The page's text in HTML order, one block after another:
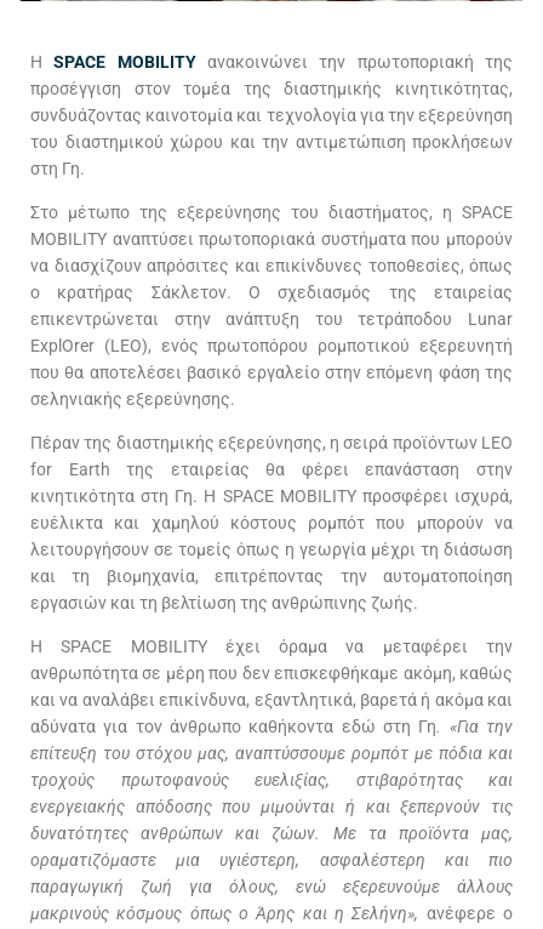
ΗSPACE MOBILITYανακοινώνει την πρωτοποριακή της
προσέγγιση στον τομέα της διαστημικής κινητικότητας,
συνδυάζοντας καινοτομία και τεχνολογία για την εξερεύνηση
του διαστημικού χώρου και την αντιμετώπιση προκλήσεων
στη Γη.
Στο μέτωπο της εξερεύνησης του διαστήματος, η SPACE
MOBILITY αναπτύσει πρωτοποριακά συστήματα που μπορούν
να διασχίζουν απρόσιτες και επικίνδυνες τοποθεσίες, όπως
ο κρατήρας Σάκλετον. Ο σχεδιασμός της εταιρείας
επικεντρώνεται στην ανάπτυξη του τετράποδου Lunar
ExplOrer (LEO), ενός πρωτοπόρου ρομποτικού εξερευνητή
που θα αποτελέσει βασικό εργαλείο στην επόμενη φάση της
σεληνιακής εξερεύνησης.
Πέραν της διαστημικής εξερεύνησης, η σειρά προϊόντων LEO
for Earth της εταιρείας θα φέρει επανάσταση στην
κινητικότητα στη Γη. Η SPACE MOBILITY προσφέρει ισχυρά,
ευέλικτα και χαμηλού κόστους ρομπότ που μπορούν να
λειτουργήσουν σε τομείς όπως η γεωργία μέχρι τη διάσωση
και τη βιομηχανία, επιτρέποντας την αυτοματοποίηση
εργασιών και τη βελτίωση της ανθρώπινης ζωής.
Η SPACE MOBILITY έχει όραμα να μεταφέρει την
ανθρωπότητα σε μέρη που δεν επισκεφθήκαμε ακόμη, καθώς
και να αναλάβει επικίνδυνα, εξαντλητικά, βαρετά ή ακόμα και
αδύνατα για τον άνθρωπο καθήκοντα εδώ στη Γη. «Για την
επίτευξη του στόχου μας, αναπτύσσουμε ρομπότ με πόδια και
τροχούς πρωτοφανούς ευελιξίας, στιβαρότητας και
ενεργειακής απόδοσης που μιμούνται ή και ξεπερνούν τις
δυνατότητες ανθρώπων και ζώων. Με τα προϊόντα μας,
οραματιζόμαστε μια υγιέστερη, ασφαλέστερη και πιο
παραγωγική ζωή για όλους, ενώ εξερευνούμε άλλους
μακρινούς κόσμους όπως ο Άρης και η Σελήνη», ανέφερε ο